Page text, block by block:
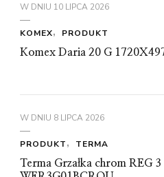
W DNIU 10 LIPCA 2026
KOMEX
PRODUKT
Komex Daria 20 G
W DNIU 8 LIPCA 2026
PRODUKT
TERMA
Terma Grzałka chrom REG